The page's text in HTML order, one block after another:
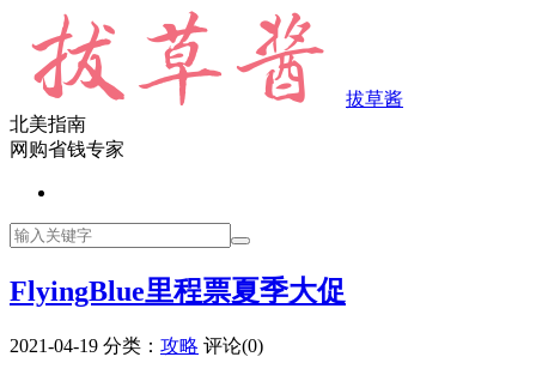
拔草酱
北美指南
网购省钱专家
FlyingBlue里程票夏季大促
2021-04-19 分类： 攻略 评论(0)